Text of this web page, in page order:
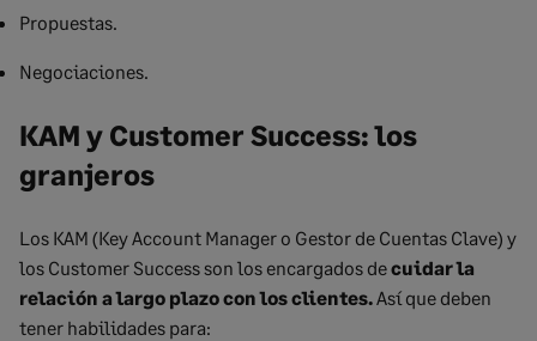
Propuestas.
Negociaciones.
KAM y Customer Success: los
granjeros
Los KAM (Key Account Manager o Gestor de Cuentas Clave) y
los Customer Success son los encargados decuidar la
relación a largo plazo con los clientes.Así que deben
tener habilidades para: